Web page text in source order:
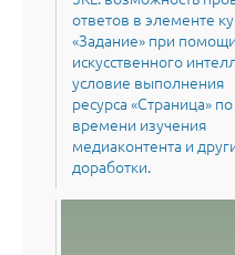
ответов в элементе
«Задание» при помощи
искусственного
условие выполнения
ресурса «Страница» по
времени изучения
медиаконтента и
доработки.